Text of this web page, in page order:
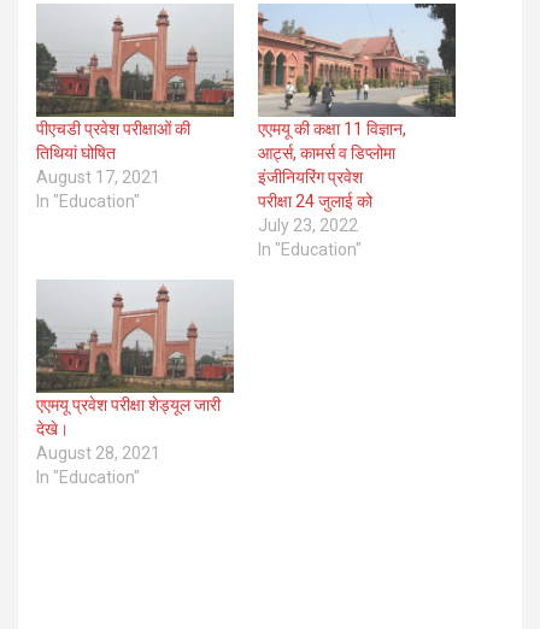
पीएचडी प्रवेश परीक्षाओं की
तिथियां घोषित
August 17, 2021
In "Education"
एएमयू की कक्षा 11 विज्ञान,
आर्ट्स, कामर्स व डिप्लोमा
इंजीनियरिंग प्रवेश
परीक्षा 24 जुलाई को
July 23, 2022
In "Education"
एएमयू प्रवेश परीक्षा शेड्यूल जारी
देखे।
August 28, 2021
In "Education"